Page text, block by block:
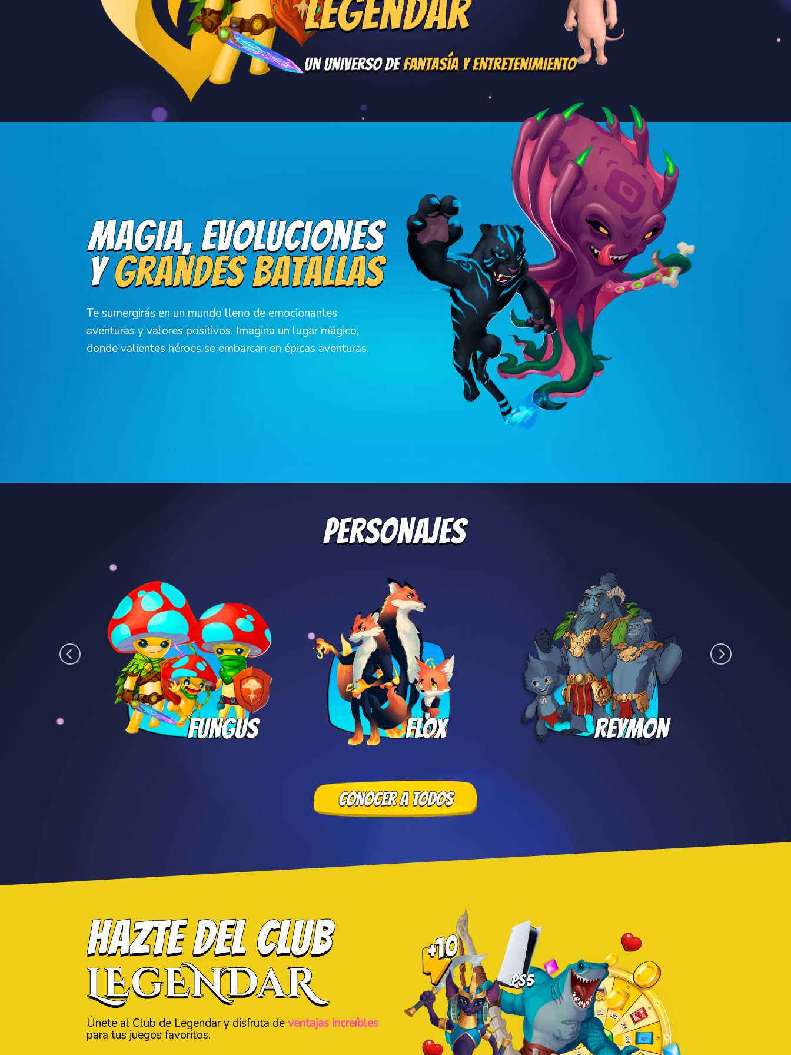
Te sumergirás en un mundo lleno de emocionantes
aventuras y valores positivos. Imagina un lugar mágico,
donde valientes héroes se embarcan en épicas aventuras.
Únete al Club de Legendar y disfruta deventajas increíbles
para tus juegos favoritos.